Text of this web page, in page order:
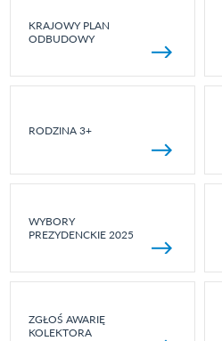
KRAJOWY PLAN
ODBUDOWY
RODZINA 3+
WYBORY
PREZYDENCKIE 2025
ZGŁOŚ AWARIĘ
KOLEKTORA